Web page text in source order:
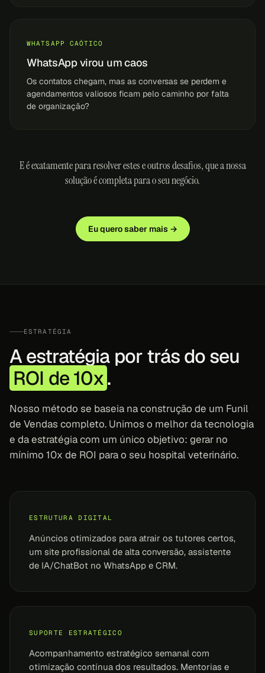
WHATSAPP CAÓTICO
WhatsApp virou um caos
Os contatos chegam, mas as conversas se perdem e
agendamentos valiosos ficam pelo caminho por falta
de organização?
E é exatamente para resolver estes e outros desafios, que a nossa
solução é completa para o seu negócio.
Eu quero saber mais →
ESTRATÉGIA
A estratégia por trás do seu
ROI de 10x.
Nosso método se baseia na construção de um Funil
de Vendas completo. Unimos o melhor da tecnologia
e da estratégia com um único objetivo: gerar no
mínimo 10x de ROI para o seu hospital veterinário.
ESTRUTURA DIGITAL
Anúncios otimizados para atrair os tutores certos,
um site profissional de alta conversão, assistente
de IA/ChatBot no WhatsApp e CRM.
SUPORTE ESTRATÉGICO
Acompanhamento estratégico semanal com
otimização contínua dos resultados. Mentorias e